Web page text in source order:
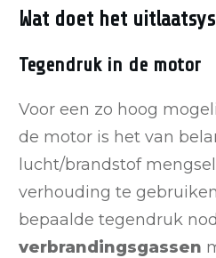
Wat doet het
Tegendruk in de motor
Voor een zo hoog
de motor is het van
lucht/brandstof
verhouding te
bepaalde tegendruk
verbrandingsgassen